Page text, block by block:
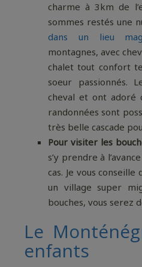
charme à 3km de
sommes restés une
dans un lieu
montagnes, avec
chalet tout confort
soeur passionnés.
cheval et ont adoré
randonnées sont
très belle cascade
Pour visiter les
s’y prendre à
cas. Je vous conseille
un village super
bouches, vous serez
Le
enfants